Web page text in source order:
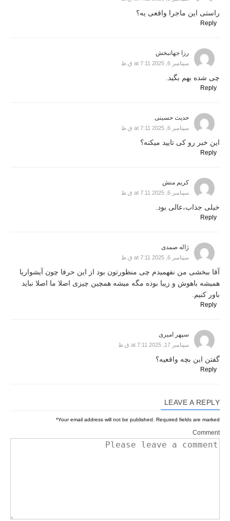
راستی این ماجرا واقعی یه؟
Reply
رزا جهانبخش
سپتامبر 6, 2025 at 7:11 ق.ظ
چی شده بهم بگید.
Reply
حدیث حسینی
سپتامبر 6, 2025 at 7:11 ق.ظ
این خبر رو کی تایید میکنه؟
Reply
کریم منش
سپتامبر 6, 2025 at 7:11 ق.ظ
خیلی جذاب،عالی بود.
Reply
ژاله صمدی
سپتامبر 6, 2025 at 7:11 ق.ظ
آقا ببخشی من نفهمیدم چی منظورتون بود از این حرفا چون آیشواریا
همیشه باهوش و زیبا بوده مگه میشه همچین چیزی اصلا ما اصلا نباید
باور کنیم.
Reply
سپهر امیری
سپتامبر 17, 2025 at 7:11 ق.ظ
گفتن این بچه واقعیه؟
Reply
LEAVE A REPLY
Your email address will not be published. Required fields are marked
*
Comment